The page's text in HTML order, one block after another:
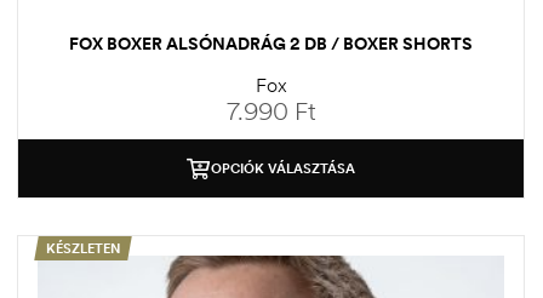
FOX BOXER ALSÓNADRÁG 2 DB / BOXER SHORTS
Fox
7.990 Ft
OPCIÓK VÁLASZTÁSA
KÉSZLETEN